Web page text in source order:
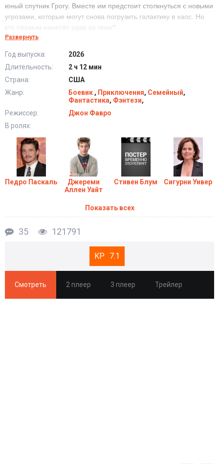
юный спутник Грогу. Вместе им предстоит столкнуться с новыми
угрозами, которые могут снова погрузить галактику в хаос. Но
кто первым нанесёт удар из тени?
Мандалорец и Грогу (2026) в хорошем качестве
Развернуть
Год выпуска:
2026
Длительность:
2 ч 12 мин
Страна:
США
Жанр:
Боевик , Приключения, Семейный,
Фантастика, Фэнтези,
Режиссер:
Джон Фавро
В ролях:
Педро Паскаль
Джереми
Аллен Уайт
Стивен Блум Сигурни Уивер
Показать всех
35 121791
7.1
Смотреть 2 плеер 3 плеер Трейлер